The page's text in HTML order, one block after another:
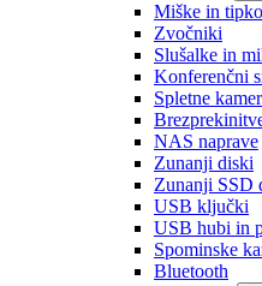
Miške in
Zvočniki
Slušalke in
Konferenčni
Spletne
NAS naprave
Zunanji diski
Zunanji SSD
USB ključki
USB hubi in
Spominske
Bluetooth